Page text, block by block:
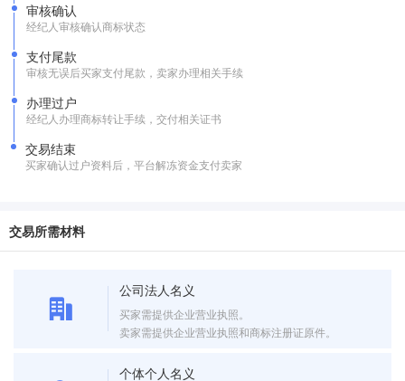
审核确认
经纪人审核确认商标状态
支付尾款
审核无误后买家支付尾款，卖家办理相关手续
办理过户
经纪人办理商标转让手续，交付相关证书
交易结束
买家确认过户资料后，平台解冻资金支付卖家
交易所需材料
公司法人名义
买家需提供企业营业执照。
卖家需提供企业营业执照和商标注册证原件。
个体个人名义